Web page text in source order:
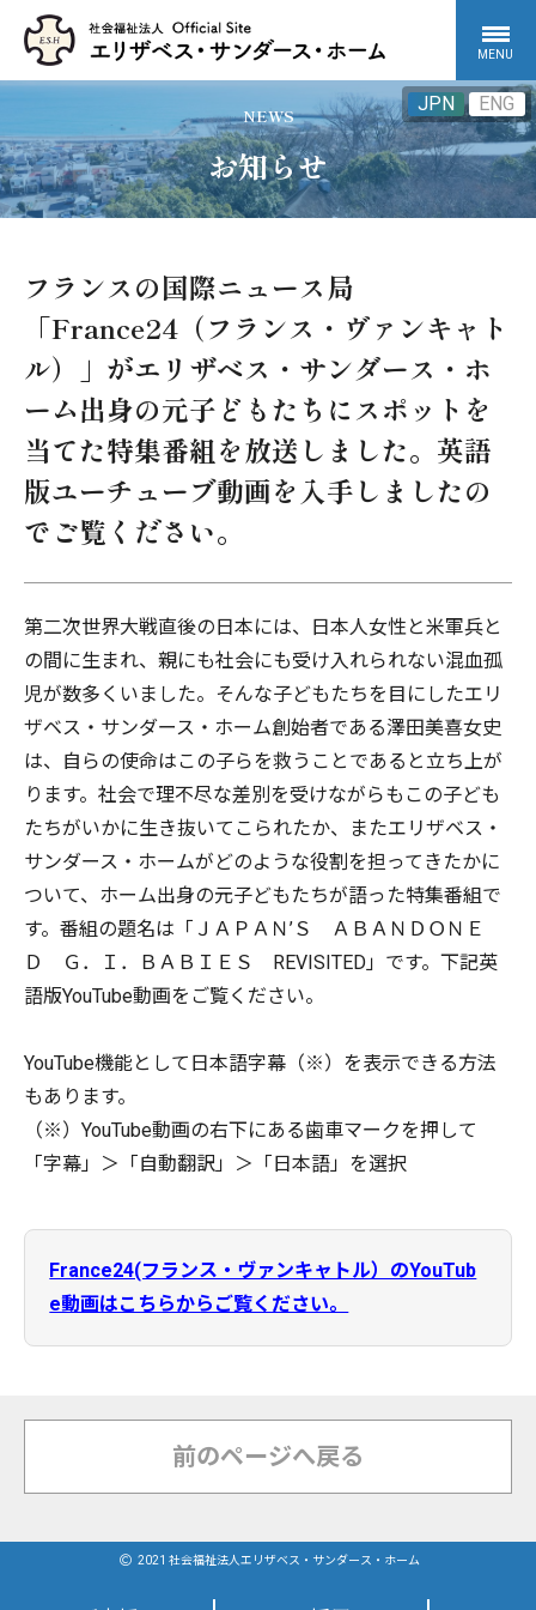
JPN ENG
MENU
NEWS
お知らせ
フランスの国際ニュース局
「France24（フランス・ヴァンキャト
ル）」がエリザベス・サンダース・ホ
ーム出身の元子どもたちにスポットを
当てた特集番組を放送しました。英語
版ユーチューブ動画を入手しましたの
でご覧ください。
第二次世界大戦直後の日本には、日本人女性と米軍兵と
の間に生まれ、親にも社会にも受け入れられない混血孤
児が数多くいました。そんな子どもたちを目にしたエリ
ザベス・サンダース・ホーム創始者である澤田美喜女史
は、自らの使命はこの子らを救うことであると立ち上が
ります。社会で理不尽な差別を受けながらもこの子ども
たちがいかに生き抜いてこられたか、またエリザベス・
サンダース・ホームがどのような役割を担ってきたかに
ついて、ホーム出身の元子どもたちが語った特集番組で
す。番組の題名は「ＪＡＰＡＮ’Ｓ ＡＢＡＮＤＯＮＥ
Ｄ Ｇ．Ｉ．ＢＡＢＩＥＳ REVISITED」です。下記英
語版YouTube動画をご覧ください。
YouTube機能として日本語字幕（※）を表示できる方法
もあります。
（※）YouTube動画の右下にある歯車マークを押して
「字幕」＞「自動翻訳」＞「日本語」を選択
France24(フランス・ヴァンキャトル）のYouTub
e動画はこちらからご覧ください。
前のページへ戻る
2021 社会福祉法人エリザベス・サンダース・ホーム